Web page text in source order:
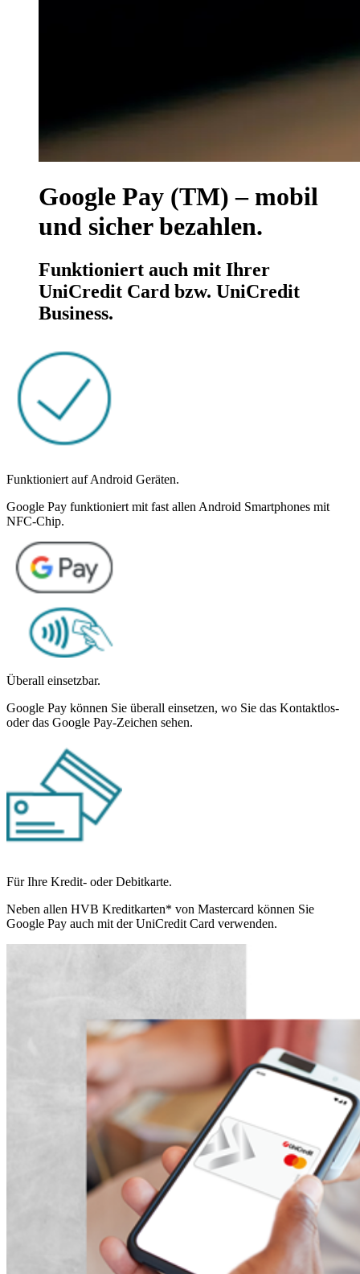
Google Pay (TM) – mobil
und sicher bezahlen.
Funktioniert auch mit Ihrer
UniCredit Card bzw. UniCredit
Business.
Funktioniert auf Android Geräten.
Google Pay funktioniert mit fast allen Android Smartphones mit
NFC-Chip.
Überall einsetzbar.
Google Pay können Sie überall einsetzen, wo Sie das Kontaktlos-
oder das Google Pay-Zeichen sehen.
Für Ihre Kredit- oder Debitkarte.
Neben allen HVB Kreditkarten* von Mastercard können Sie
Google Pay auch mit der UniCredit Card verwenden.